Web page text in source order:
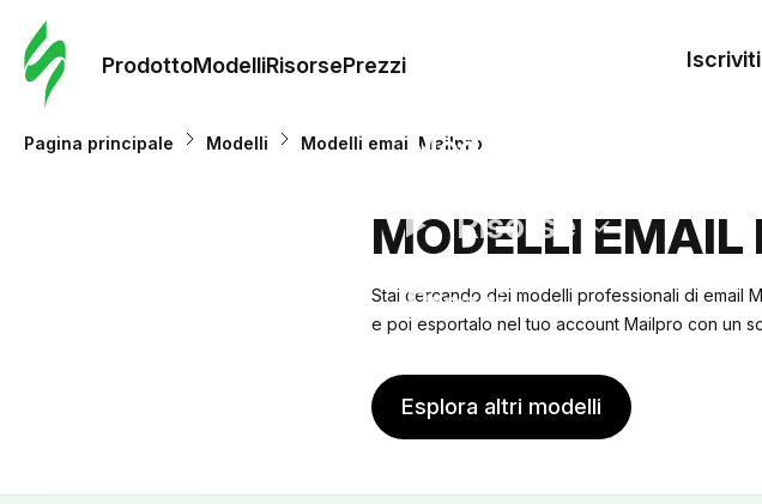
ProdottoModelliRisorsePrezzi
Modelli
Risorse
Prezzi
Iscriviti
Pagina principale Modelli Modelli email Mailpro
MODELLI EMAIL
Stai cercando dei modelli professionali di email
e poi esportalo nel tuo account Mailpro con un
Esplora altri modelli